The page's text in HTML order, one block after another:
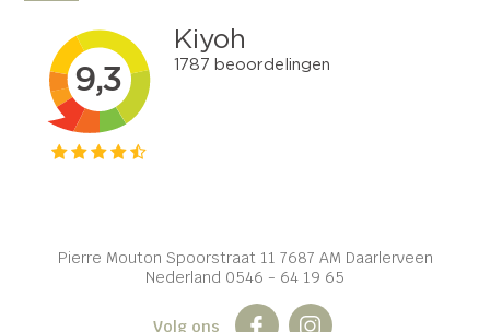
Pierre Mouton Spoorstraat 11 7687 AM Daarlerveen
Nederland 0546 - 64 19 65
Volg ons